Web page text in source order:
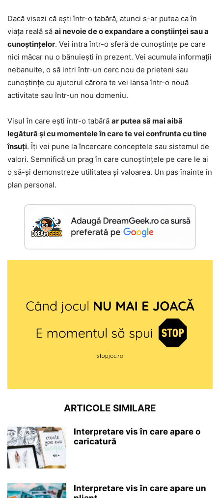
Dacă visezi că ești într-o tabără, atunci s-ar putea ca în
viața reală să ai nevoie de o expandare a conștiinței sau a
cunoștințelor. Vei intra într-o sferă de cunoștințe pe care
nici măcar nu o bănuiești în prezent. Vei acumula informații
nebanuite, o să intri într-un cerc nou de prieteni sau
cunoștințe cu ajutorul cărora te vei lansa într-o nouă
activitate sau într-un nou domeniu.
Visul în care ești într-o tabără ar putea să mai aibă
legătură și cu momentele în care te vei confrunta cu tine
însuți. Îți vei pune la încercare conceptele sau sistemul de
valori. Semnifică un prag în care cunoștințele pe care le ai
o să-și demonstreze utilitatea și valoarea. Un pas înainte în
plan personal.
ARTICOLE SIMILARE
Interpretare vis în care apare o
caricatură
Interpretare vis în care apare un